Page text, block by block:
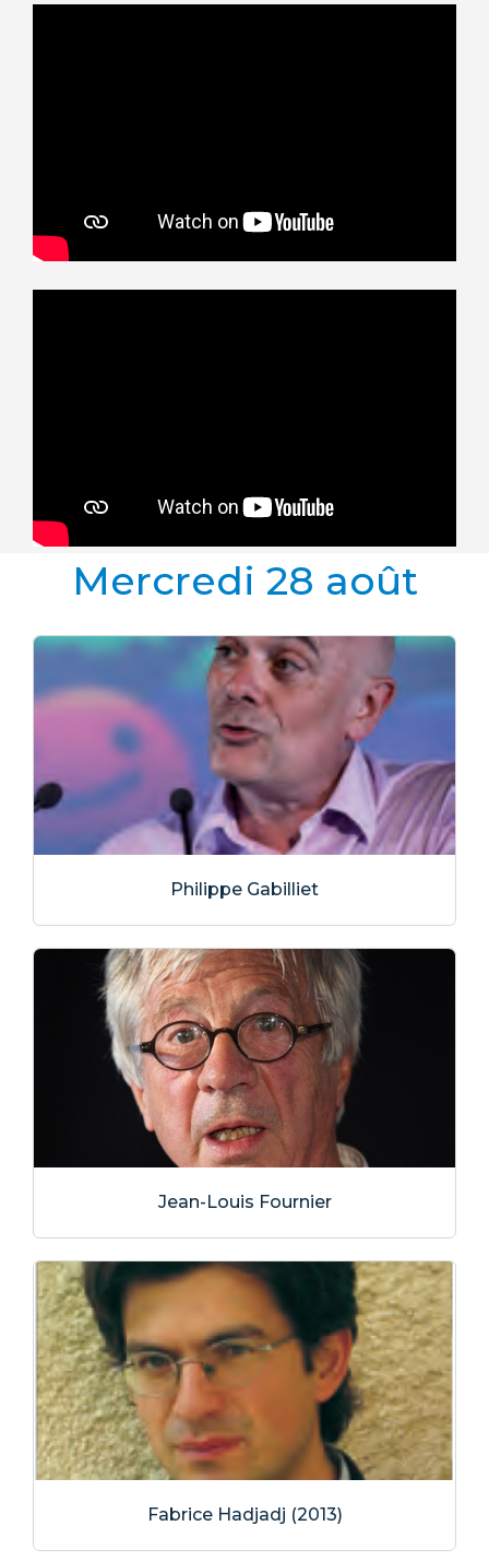
Mercredi 28 août
Philippe Gabilliet
Jean-Louis Fournier
Fabrice Hadjadj (2013)